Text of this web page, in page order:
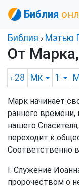
Библия
Библия › Мэтью
От Марка,
‹ 28 Мк 1
Марк начинает
раннего
нашего
переходит к
Соответственно
I. Служение
пророчеством о